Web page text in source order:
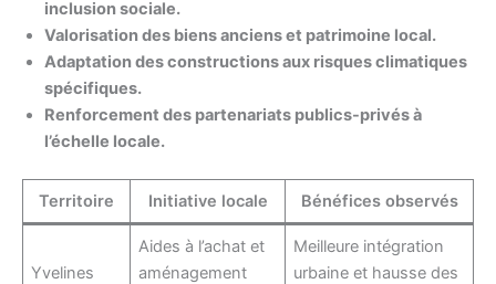
inclusion sociale.
Valorisation des biens anciens et patrimoine local.
Adaptation des constructions aux risques climatiques
spécifiques.
Renforcement des partenariats publics-privés à
l’échelle locale.
Territoire Initiative locale Bénéfices observés
Yvelines
Aides à l’achat et
aménagement
Meilleure intégration
urbaine et hausse des